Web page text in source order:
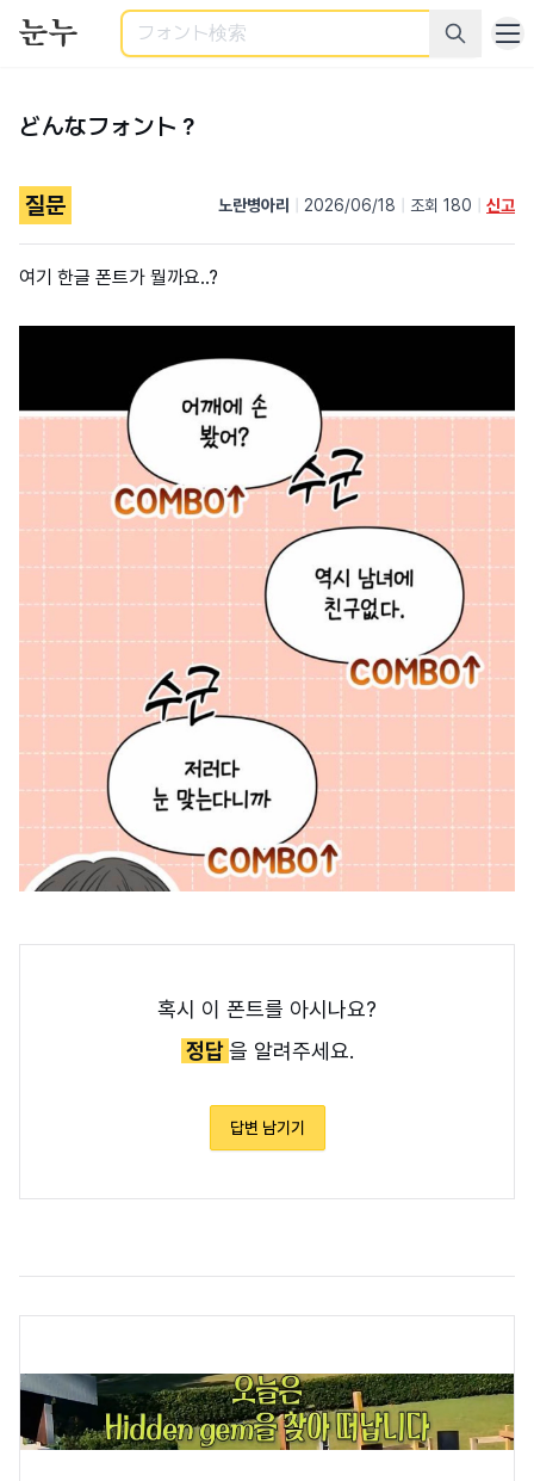
検索
どんなフォント？
질문 노란병아리 2026/06/18 조회 180 신고
여기 한글 폰트가 뭘까요..?
혹시 이 폰트를 아시나요?
정답을 알려주세요.
답변 남기기